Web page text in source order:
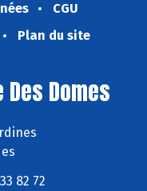
CGU
Plan du site
Domes
82 72